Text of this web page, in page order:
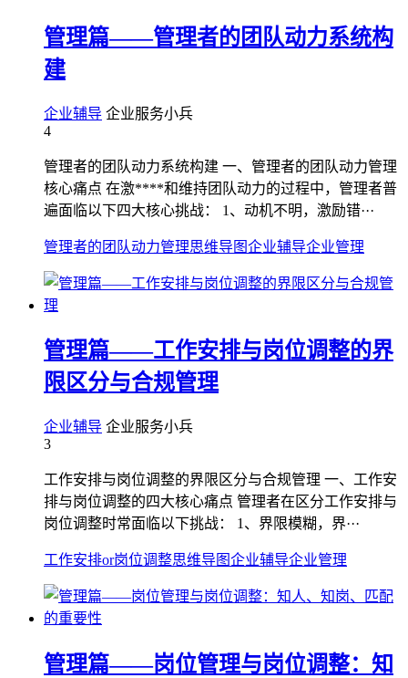
管理篇——管理者的团队动力系统构
建
企业辅导 企业服务小兵
4
管理者的团队动力系统构建 一、管理者的团队动力管理
核心痛点 在激****和维持团队动力的过程中，管理者普
遍面临以下四大核心挑战： 1、动机不明，激励错···
管理者的团队动力管理思维导图企业辅导企业管理
管理篇——工作安排与岗位调整的界
限区分与合规管理
企业辅导 企业服务小兵
3
工作安排与岗位调整的界限区分与合规管理 一、工作安
排与岗位调整的四大核心痛点 管理者在区分工作安排与
岗位调整时常面临以下挑战： 1、界限模糊，界···
工作安排or岗位调整思维导图企业辅导企业管理
管理篇——岗位管理与岗位调整：知